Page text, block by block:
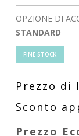
OPZIONE DI
STANDARD
FINE STOCK